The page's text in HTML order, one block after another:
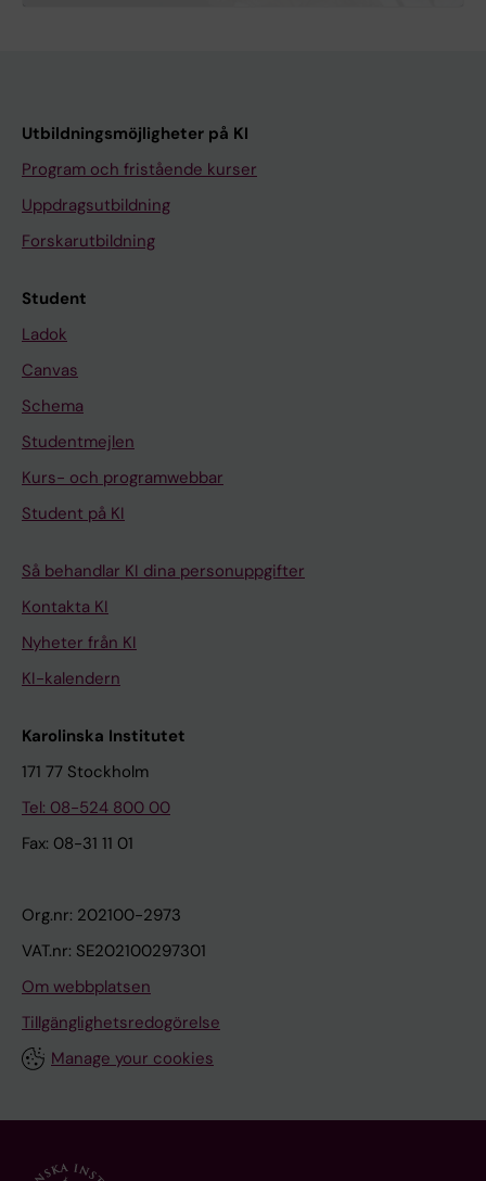
Utbildningsmöjligheter på KI
Program och fristående kurser
Uppdragsutbildning
Forskarutbildning
Student
Ladok
Canvas
Schema
Studentmejlen
Kurs- och programwebbar
Student på KI
Så behandlar KI dina personuppgifter
Kontakta KI
Nyheter från KI
KI-kalendern
Karolinska Institutet
171 77 Stockholm
Tel: 08-524 800 00
Fax: 08-31 11 01
Org.nr: 202100-2973
VAT.nr: SE202100297301
Om webbplatsen
Tillgänglighetsredogörelse
Manage your cookies